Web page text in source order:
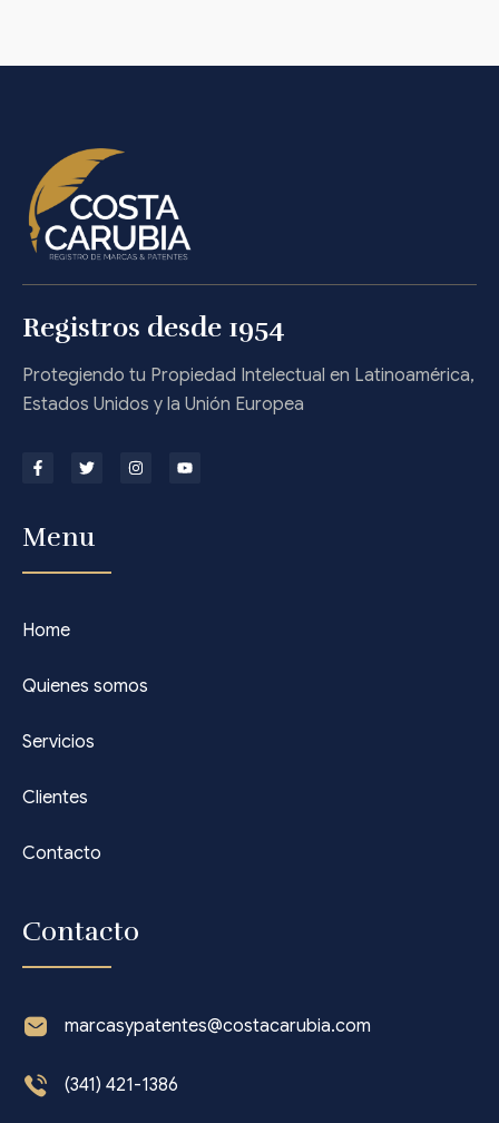
Registros desde 1954
Protegiendo tu Propiedad Intelectual en Latinoamérica,
Estados Unidos y la Unión Europea
Menu
Home
Quienes somos
Servicios
Clientes
Contacto
Contacto
marcasypatentes@costacarubia.com
(341) 421-1386